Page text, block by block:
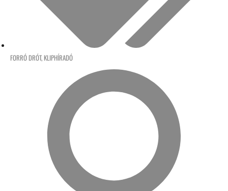
FORRÓ DRÓT, KLIPHÍRADÓ